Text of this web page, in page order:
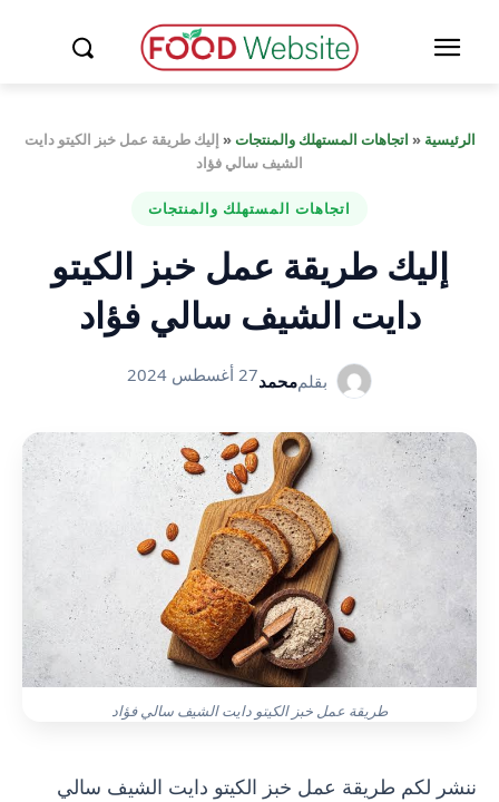
الرئيسية « اتجاهات المستهلك والمنتجات« إليك طريقة عمل خبز الكيتو دايت
الشيف سالي فؤاد
اتجاهات المستهلك والمنتجات
إليك طريقة عمل خبز الكيتو
دايت الشيف سالي فؤاد
بقلممحمد27 أغسطس 2024
طريقة عمل خبز الكيتو دايت الشيف سالي فؤاد
ننشر لكم طريقة عمل خبز الكيتو دايت الشيف سالي